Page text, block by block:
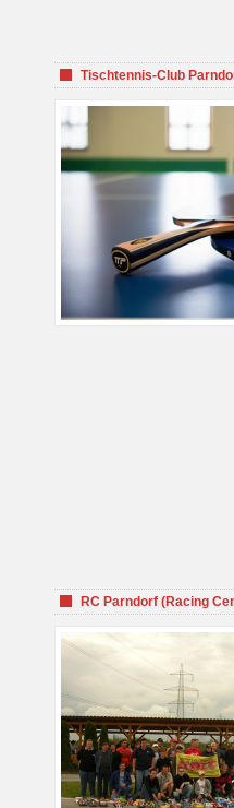
Tischtennis-Club
RC Parndorf (Racing